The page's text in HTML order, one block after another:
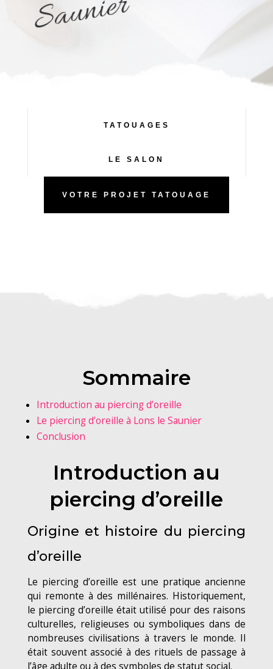
r
TATOUAGES
LE SALON
VOTRE PROJET TATOUAGE
Sommaire
Introduction au piercing d’oreille
Le piercing d’oreille à Lons le Saunier
Conclusion
Introduction au
piercing d’oreille
Origine et histoire du piercing
d’oreille
Le piercing d’oreille est une pratique ancienne
qui remonte à des millénaires. Historiquement,
le piercing d’oreille était utilisé pour des raisons
culturelles, religieuses ou symboliques dans de
nombreuses civilisations à travers le monde. Il
était souvent associé à des rituels de passage à
l’âge adulte ou à des symboles de statut social.